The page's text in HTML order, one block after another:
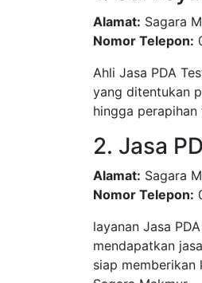
Alamat: Sagara
Nomor Telepon:
Ahli Jasa PDA
yang ditentukan
hingga
2. Jasa
Alamat: Sagara
Nomor Telepon:
layanan Jasa
mendapatkan
siap memberikan